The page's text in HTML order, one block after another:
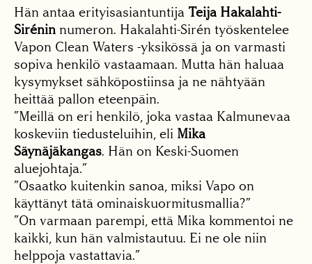
Hän antaa erityisasiantuntija Teija Hakalahti-
Sirénin numeron. Hakalahti-Sirén työskentelee
Vapon Clean Waters -yksikössä ja on varmasti
sopiva henkilö vastaamaan. Mutta hän haluaa
kysymykset sähköpostiinsa ja ne nähtyään
heittää pallon eteenpäin.
”Meillä on eri henkilö, joka vastaa Kalmunevaa
koskeviin tiedusteluihin, eli Mika
Säynäjäkangas. Hän on Keski-Suomen
aluejohtaja.”
”Osaatko kuitenkin sanoa, miksi Vapo on
käyttänyt tätä ominaiskuormitusmallia?”
”On varmaan parempi, että Mika kommentoi ne
kaikki, kun hän valmistautuu. Ei ne ole niin
helppoja vastattavia.”